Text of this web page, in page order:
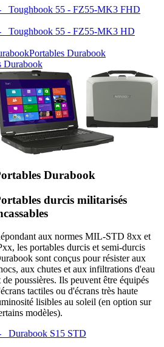
55 - FZ55-MK3 FHD
55 - FZ55-MK3 HD
Portables Durabook
Durabook
Durabook
durcis militarisés
aux normes MIL-STD 8xx et
les portables durcis et semi-durcis
sont conçus pour résister aux
aux chutes et aux infiltrations d'eau
de poussières. Ils peuvent être équipés
tactiles ou d'écrans très haute
lisibles au soleil (en option sur
modèles).
S15 STD